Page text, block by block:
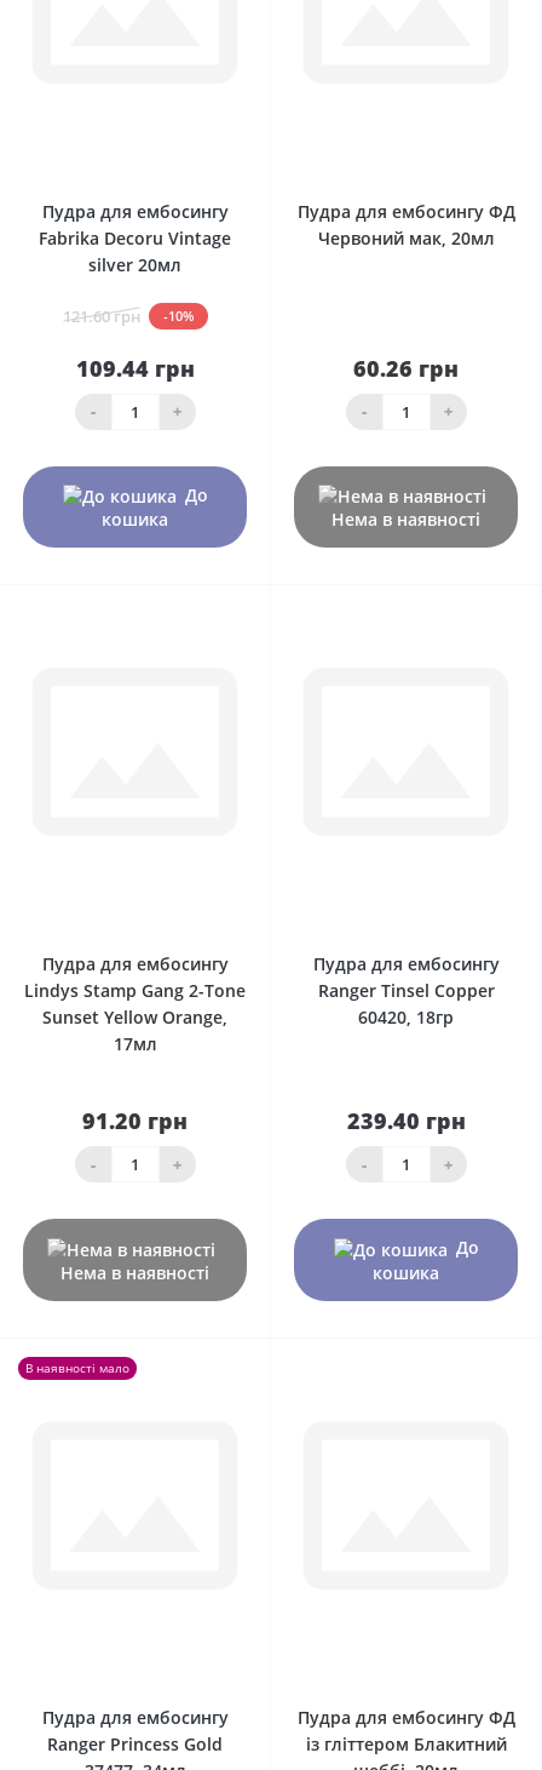
Пудра для ембосингу
Fabrika Decoru Vintage
silver 20мл
121.60 грн -10%
109.44 грн
- +
До
кошика
Пудра для ембосингу ФД
Червоний мак, 20мл
60.26 грн
- +
Нема в наявності
Пудра для ембосингу
Lindys Stamp Gang 2-Tone
Sunset Yellow Orange,
17мл
91.20 грн
- +
Нема в наявності
Пудра для ембосингу
Ranger Tinsel Copper
60420, 18гр
239.40 грн
- +
До
кошика
В наявності мало
Пудра для ембосингу
Ranger Princess Gold
Пудра для ембосингу ФД
із гліттером Блакитний